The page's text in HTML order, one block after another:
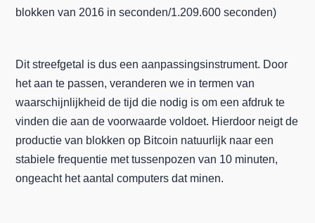
blokken van 2016 in seconden/1.209.600 seconden)
Dit streefgetal is dus een aanpassingsinstrument. Door
het aan te passen, veranderen we in termen van
waarschijnlijkheid de tijd die nodig is om een afdruk te
vinden die aan de voorwaarde voldoet. Hierdoor neigt de
productie van blokken op Bitcoin natuurlijk naar een
stabiele frequentie met tussenpozen van 10 minuten,
ongeacht het aantal computers dat minen.